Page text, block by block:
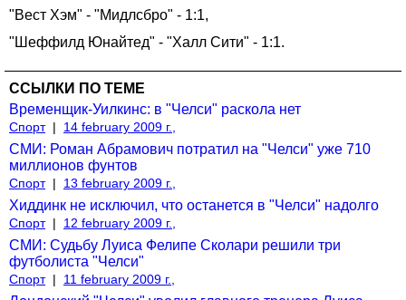
"Вест Хэм" - "Мидлсбро" - 1:1,
"Шеффилд Юнайтед" - "Халл Сити" - 1:1.
ССЫЛКИ ПО ТЕМЕ
Временщик-Уилкинс: в "Челси" раскола нет
Спорт | 14 february 2009 г.,
СМИ: Роман Абрамович потратил на "Челси" уже 710
миллионов фунтов
Спорт | 13 february 2009 г.,
Хиддинк не исключил, что останется в "Челси" надолго
Спорт | 12 february 2009 г.,
СМИ: Судьбу Луиса Фелипе Сколари решили три
футболиста "Челси"
Спорт | 11 february 2009 г.,